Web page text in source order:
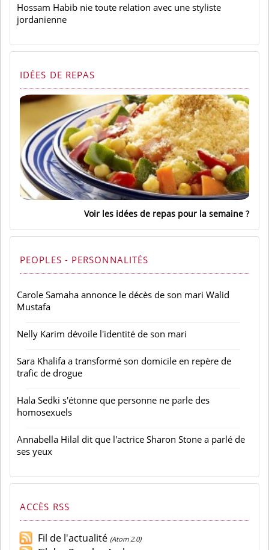
Hossam Habib nie toute relation avec une styliste
jordanienne
IDÉES DE REPAS
Voir les idées de repas pour la semaine
PEOPLES - PERSONNALITÉS
Carole Samaha annonce le décès de son mari Walid
Mustafa
Nelly Karim dévoile l'identité de son mari
Sara Khalifa a transformé son domicile en repère de
trafic de drogue
Hala Sedki s'étonne que personne ne parle des
homosexuels
Annabella Hilal dit que l'actrice Sharon Stone a parlé de
ses yeux
ACCÈS RSS
Fil de l'actualité (Atom 2.0)